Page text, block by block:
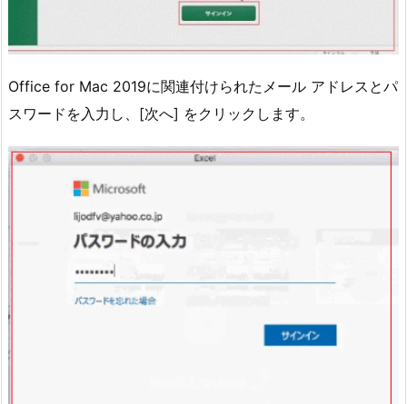
Office for Mac 2019に関連付けられたメール アドレスとパ
スワードを入力し、[次へ] をクリックします。